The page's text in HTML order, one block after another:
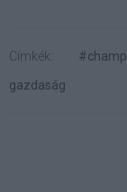
Címkék:
gazdaság